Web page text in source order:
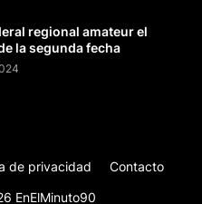
regional amateur el
la segunda fecha
EnElMinuto90
de privacidad Contacto